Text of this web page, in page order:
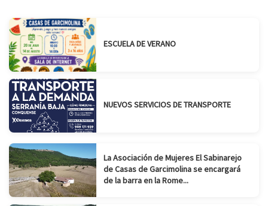
ESCUELA DE VERANO
NUEVOS SERVICIOS DE TRANSPORTE
La Asociación de Mujeres El Sabinarejo
de Casas de Garcimolina se encargará
de la barra en la Rome...